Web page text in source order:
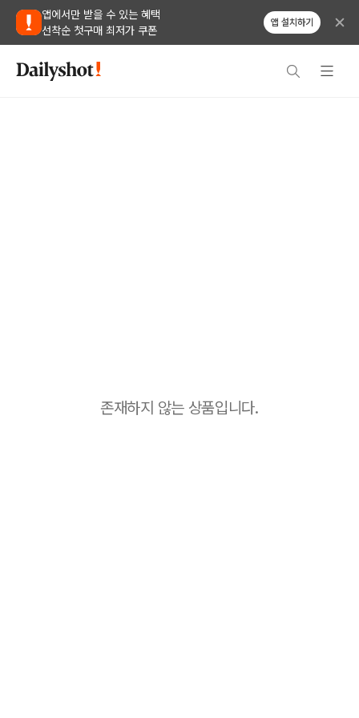
앱에서만 받을 수 있는 혜택
선착순 첫구매 최저가 쿠폰
앱 설치하기
존재하지 않는 상품입니다.